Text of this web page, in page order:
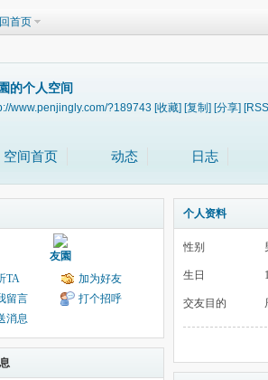
首页
的个人空间
www.penjingly.com/?189743 [收藏] [复制] [分享]
空间首页 动态 日志
友園
TA
加为好友
留言
打个招呼
消息
个人资料
性别
生日
交友目的